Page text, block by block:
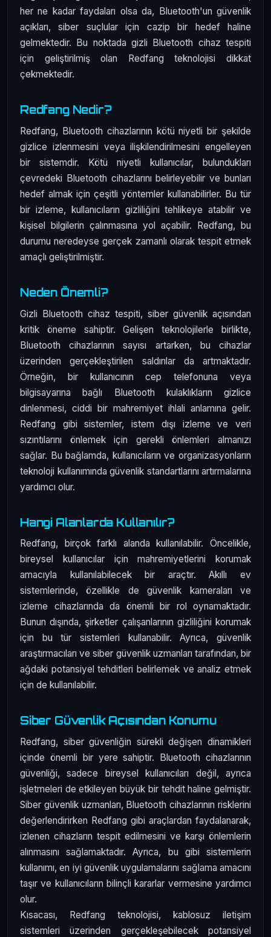
her ne kadar faydaları olsa da, Bluetooth'un güvenlik
açıkları, siber suçlular için cazip bir hedef haline
gelmektedir. Bu noktada gizli Bluetooth cihaz tespiti
için geliştirilmiş olan Redfang teknolojisi dikkat
çekmektedir.
Redfang Nedir?
Redfang, Bluetooth cihazlarının kötü niyetli bir şekilde
gizlice izlenmesini veya ilişkilendirilmesini engelleyen
bir sistemdir. Kötü niyetli kullanıcılar, bulundukları
çevredeki Bluetooth cihazlarını belirleyebilir ve bunları
hedef almak için çeşitli yöntemler kullanabilirler. Bu tür
bir izleme, kullanıcıların gizliliğini tehlikeye atabilir ve
kişisel bilgilerin çalınmasına yol açabilir. Redfang, bu
durumu neredeyse gerçek zamanlı olarak tespit etmek
amaçlı geliştirilmiştir.
Neden Önemli?
Gizli Bluetooth cihaz tespiti, siber güvenlik açısından
kritik öneme sahiptir. Gelişen teknolojilerle birlikte,
Bluetooth cihazlarının sayısı artarken, bu cihazlar
üzerinden gerçekleştirilen saldırılar da artmaktadır.
Örneğin, bir kullanıcının cep telefonuna veya
bilgisayarına bağlı Bluetooth kulaklıkların gizlice
dinlenmesi, ciddi bir mahremiyet ihlali anlamına gelir.
Redfang gibi sistemler, istem dışı izleme ve veri
sızıntılarını önlemek için gerekli önlemleri almanızı
sağlar. Bu bağlamda, kullanıcıların ve organizasyonların
teknoloji kullanımında güvenlik standartlarını artırmalarına
yardımcı olur.
Hangi Alanlarda Kullanılır?
Redfang, birçok farklı alanda kullanılabilir. Öncelikle,
bireysel kullanıcılar için mahremiyetlerini korumak
amacıyla kullanılabilecek bir araçtır. Akıllı ev
sistemlerinde, özellikle de güvenlik kameraları ve
izleme cihazlarında da önemli bir rol oynamaktadır.
Bunun dışında, şirketler çalışanlarının gizliliğini korumak
için bu tür sistemleri kullanabilir. Ayrıca, güvenlik
araştırmacıları ve siber güvenlik uzmanları tarafından, bir
ağdaki potansiyel tehditleri belirlemek ve analiz etmek
için de kullanılabilir.
Siber Güvenlik Açısından Konumu
Redfang, siber güvenliğin sürekli değişen dinamikleri
içinde önemli bir yere sahiptir. Bluetooth cihazlarının
güvenliği, sadece bireysel kullanıcıları değil, ayrıca
işletmeleri de etkileyen büyük bir tehdit haline gelmiştir.
Siber güvenlik uzmanları, Bluetooth cihazlarının risklerini
değerlendirirken Redfang gibi araçlardan faydalanarak,
izlenen cihazların tespit edilmesini ve karşı önlemlerin
alınmasını sağlamaktadır. Ayrıca, bu gibi sistemlerin
kullanımı, en iyi güvenlik uygulamalarını sağlama amacını
taşır ve kullanıcıların bilinçli kararlar vermesine yardımcı
olur.
Kısacası, Redfang teknolojisi, kablosuz iletişim
sistemleri üzerinden gerçekleşebilecek potansiyel